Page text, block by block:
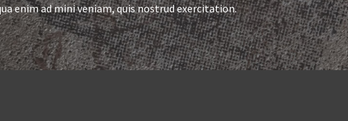
enim ad mini veniam, quis nostrud exercitation.